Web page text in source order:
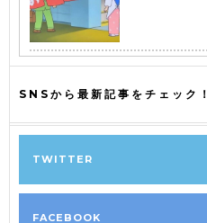
SNSから最新記事をチェック！
TWITTER
FACEBOOK